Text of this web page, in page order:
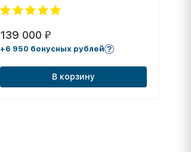
139 000 ₽
+6 950 бонусных рублей
В корзину